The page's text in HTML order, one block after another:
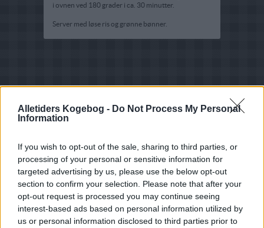
Alletiders Kogebog - Do Not Process My Personal
Information
If you wish to opt-out of the sale, sharing to third parties, or
processing of your personal or sensitive information for
targeted advertising by us, please use the below opt-out
section to confirm your selection. Please note that after your
opt-out request is processed you may continue seeing
interest-based ads based on personal information utilized by
us or personal information disclosed to third parties prior to
i ovnen ved 180 grader i ca. 30 minutter.
Server med løse ris og grønne bønner.